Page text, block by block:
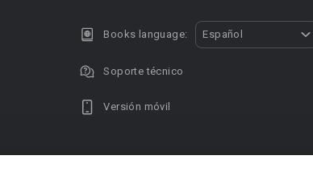
Books language: Español
Soporte técnico
Versión móvil